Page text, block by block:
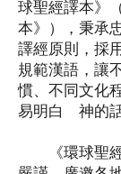
球聖經譯本》
本》），秉承
譯經原則，採
規範漢語，讓
慣、不同文化
易明白 神的話
《環球聖經